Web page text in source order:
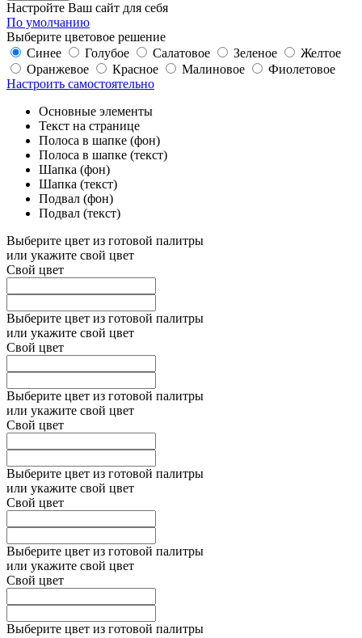
Настройте Ваш сайт для себя
По умолчанию
Выберите цветовое решение
Синее
Голубое Салатовое Зеленое
Желтое
Оранжевое
Красное Малиновое
Фиолетовое
Настроить самостоятельно
Основные элементы
Текст на странице
Полоса в шапке (фон)
Полоса в шапке (текст)
Шапка (фон)
Шапка (текст)
Подвал (фон)
Подвал (текст)
Выберите цвет из готовой палитры
или укажите свой цвет
Свой цвет
Выберите цвет из готовой палитры
или укажите свой цвет
Свой цвет
Выберите цвет из готовой палитры
или укажите свой цвет
Свой цвет
Выберите цвет из готовой палитры
или укажите свой цвет
Свой цвет
Выберите цвет из готовой палитры
или укажите свой цвет
Свой цвет
Выберите цвет из готовой палитры